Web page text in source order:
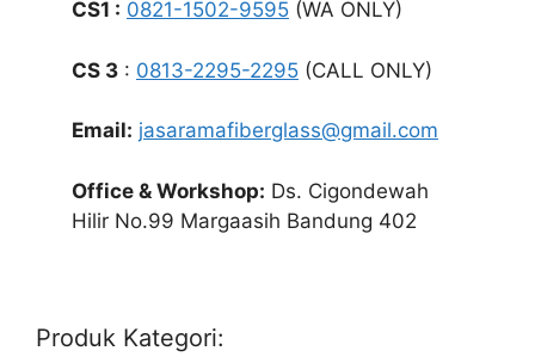
CS1 : 0821-1502-9595 (WA ONLY)
CS 3 : 0813-2295-2295 (CALL ONLY)
Email: jasaramafiberglass@gmail.com
Office & Workshop: Ds. Cigondewah
Hilir No.99 Margaasih Bandung 402
Produk Kategori: